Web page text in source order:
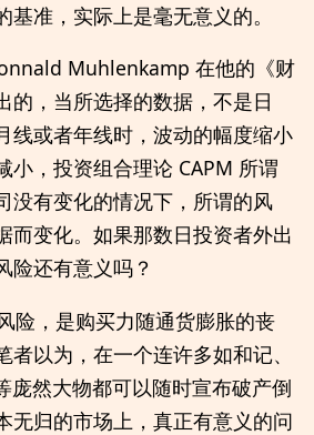
准，实际上是毫无意义的。
Muhlenkamp 在他的《财
的，当所选择的数据，不是日
线或者年线时，波动的幅度缩小
小，投资组合理论 CAPM 所谓
没有变化的情况下，所谓的风
而变化。如果那数日投资者外出
险还有意义吗？
险，是购买力随通货膨胀的丧
者以为，在一个连许多如和记、
庞然大物都可以随时宣布破产倒
无归的市场上，真正有意义的问